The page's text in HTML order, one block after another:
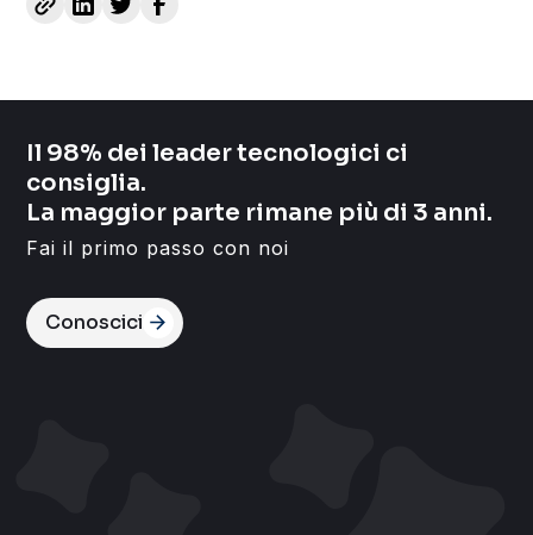
Il 98% dei leader tecnologici ci
consiglia.
La maggior parte rimane più di 3 anni.
Fai il primo passo con noi
Conoscici